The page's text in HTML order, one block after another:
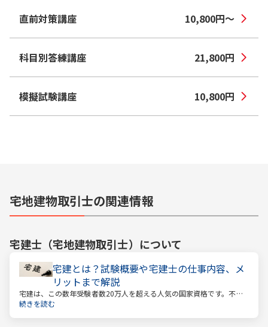
直前対策講座 10,800円〜
科目別答練講座 21,800円
模擬試験講座 10,800円
宅地建物取引士の関連情報
宅建士（宅地建物取引士） について
宅建とは？試験概要や宅建士の仕事内容、メ
リットまで解説
宅建は、この数年受験者数20万人を超える人気の国家資格です。不動
産業に携わる人をはじめ、他業種、学生、主婦まで、さまざまな方が
続きを読む